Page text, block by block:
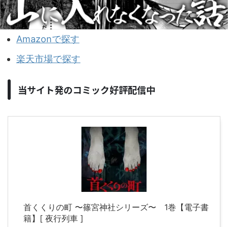
Amazonで探す
楽天市場で探す
当サイト発のコミック好評配信中
首くくりの町 〜篠宮神社シリーズ〜 1巻【電子書
籍】[ 夜行列車 ]